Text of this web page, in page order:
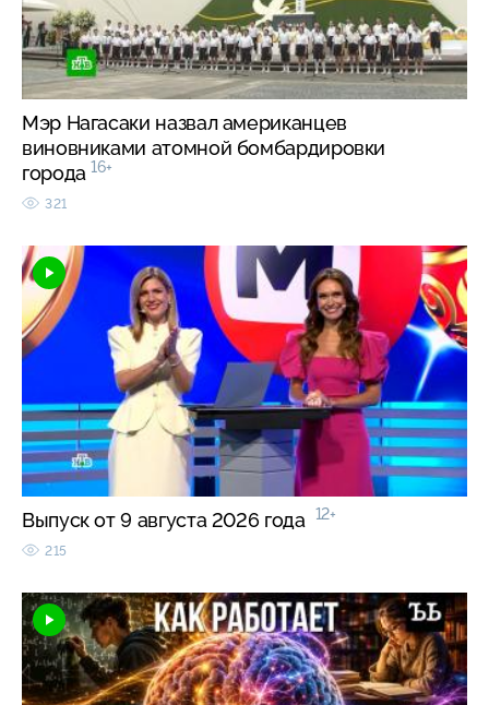
Мэр Нагасаки назвал американцев
виновниками атомной бомбардировки
города 16+
321
Выпуск от 9 августа 2026 года 12+
215